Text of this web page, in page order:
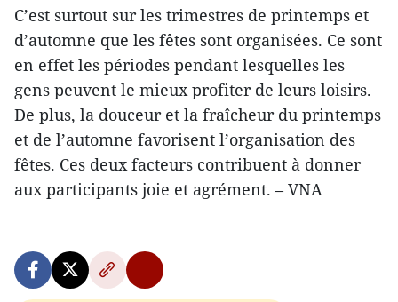
C’est surtout sur les trimestres de printemps et
d’automne que les fêtes sont organisées. Ce sont
en effet les périodes pendant lesquelles les
gens peuvent le mieux profiter de leurs loisirs.
De plus, la douceur et la fraîcheur du printemps
et de l’automne favorisent l’organisation des
fêtes. Ces deux facteurs contribuent à donner
aux participants joie et agrément. – VNA